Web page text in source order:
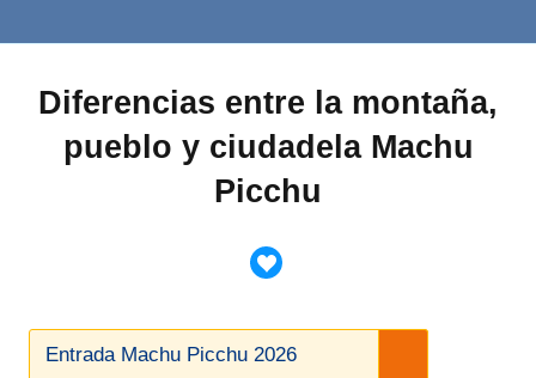
Diferencias entre la montaña,
pueblo y ciudadela Machu
Picchu
Entrada Machu Picchu 2026